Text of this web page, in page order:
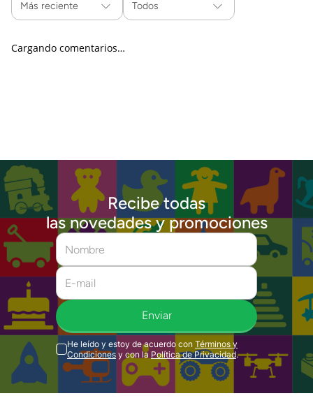
Más reciente Todos
Cargando comentarios…
Recibe todas
las novedades y promociones
Enviar
He leído y estoy de acuerdo con Términos y
Condiciones y con la Política de Privacidad.